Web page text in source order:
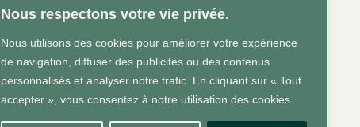
Nous respectons votre vie privée.
Nous utilisons des cookies pour améliorer votre expérience
de navigation, diffuser des publicités ou des contenus
personnalisés et analyser notre trafic. En cliquant sur « Tout
accepter », vous consentez à notre utilisation des cookies.